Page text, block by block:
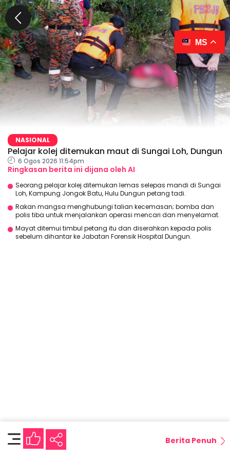
NASIONAL
Pelajar kolej ditemukan maut di Sungai Loh, Dungun
6 Ogos 2026 11:54pm
Ringkasan berita ini dijana oleh AI
Seorang pelajar kolej ditemukan lemas selepas mandi di Sungai
Loh, Kampung Jongok Batu, Hulu Dungun petang tadi.
Rakan mangsa menghubungi talian kecemasan; bomba dan
polis tiba untuk menjalankan operasi mencari dan menyelamat.
Mayat ditemui timbul petang itu dan diserahkan kepada polis
sebelum dihantar ke Jabatan Forensik Hospital Dungun.
Berita Penuh
MS